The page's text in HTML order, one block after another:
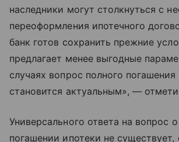
наследники могут столкнуться с
переоформления ипотечного
банк готов сохранить прежние
предлагает менее выгодные
случаях вопрос полного
становится актуальным», —
Универсального ответа на вопрос
погашении ипотеки не существует,